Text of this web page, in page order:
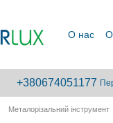
О нас
+380674051177
Металорізальний інструмент